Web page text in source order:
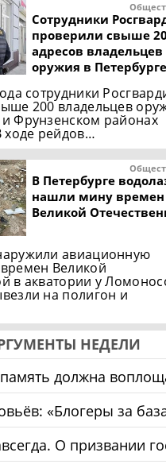
Сотрудники
проверили свыше
адресов владельцев
оружия в Петербурге
сотрудники
200 владельцев
Фрунзенском районах
ходе рейдов…
В Петербурге
нашли мину времен
Великой
авиационную
Великой
в акватории у
на полигон и
НЕДЕЛИ
должна
«Блогеры за
О призвании